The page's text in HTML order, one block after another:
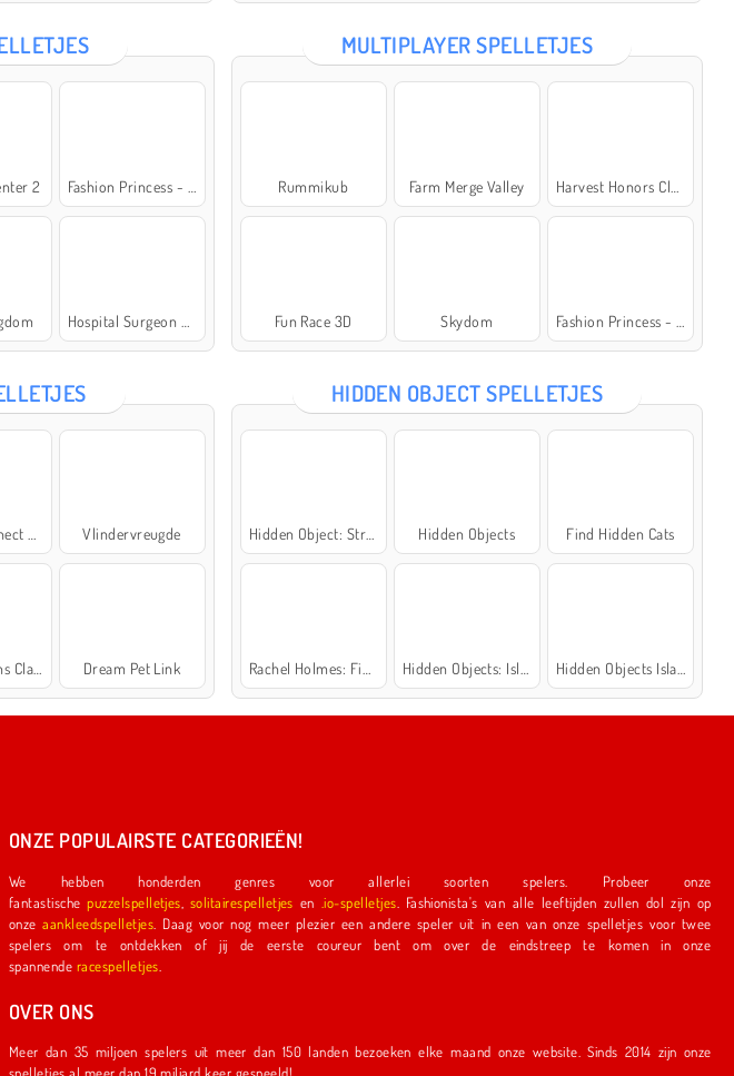
2
MULTIPLAYER SPELLETJES
Rummikub Farm Merge Valley
Fun Race 3D Skydom
Vlindervreugde
Dream Pet Link
HIDDEN OBJECT SPELLETJES
Hidden Objects Find Hidden Cats
ONZE POPULAIRSTE CATEGORIEËN!
We hebben honderden genres voor allerlei soorten spelers. Probeer onze
fantastischepuzzelspelletjes solitairespelletjes en .io-spelletjes
onzeaankleedspelletjes . Daag voor nog meer plezier een andere speler uit in een van onze spelletjes voor twee
spelers om te ontdekken of jij de eerste coureur bent om over de eindstreep te komen in onze
spannende racespelletjes
OVER ONS
Meer dan 35 miljoen spelers uit meer dan 150 landen bezoeken elke maand onze website. Sinds 2014 zijn onze